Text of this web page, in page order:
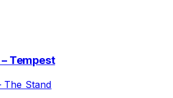
Tempest